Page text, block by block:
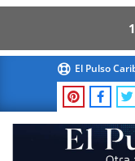
content
El Pulso